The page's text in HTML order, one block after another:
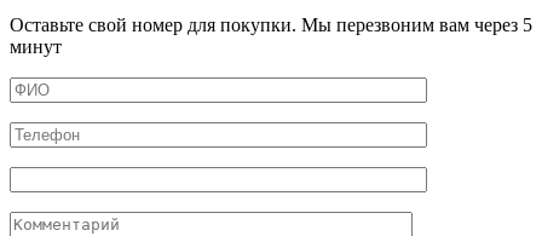
Оставьте свой номер для покупки. Мы перезвоним вам через 5
минут